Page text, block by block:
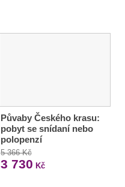
Půvaby Českého krasu:
pobyt se snídaní nebo
polopenzí
5 366 Kč
3 730 Kč